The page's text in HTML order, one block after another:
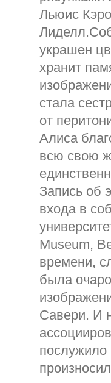
Льюис
украшен
хранит
стала
от
Алиса
всю свою
Запись об
входа в
Museum,
времени,
была
Савери. И
послужило